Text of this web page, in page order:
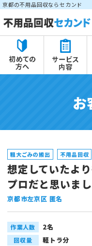
京都の不用品回収ならセカンド
お
粗大ごみの搬出 不用品回収
想定していたよ
プロだと思いまし
京都市左京区 匿名
作業人数 2名
回収量 軽トラ分